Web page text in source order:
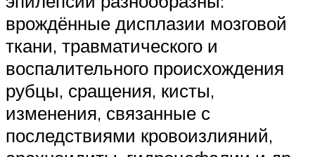
врождённые дисплазии мозговой
ткани, травматического и
воспалительного происхождения
рубцы, сращения, кисты,
изменения, связанные с
последствиями кровоизлияний,